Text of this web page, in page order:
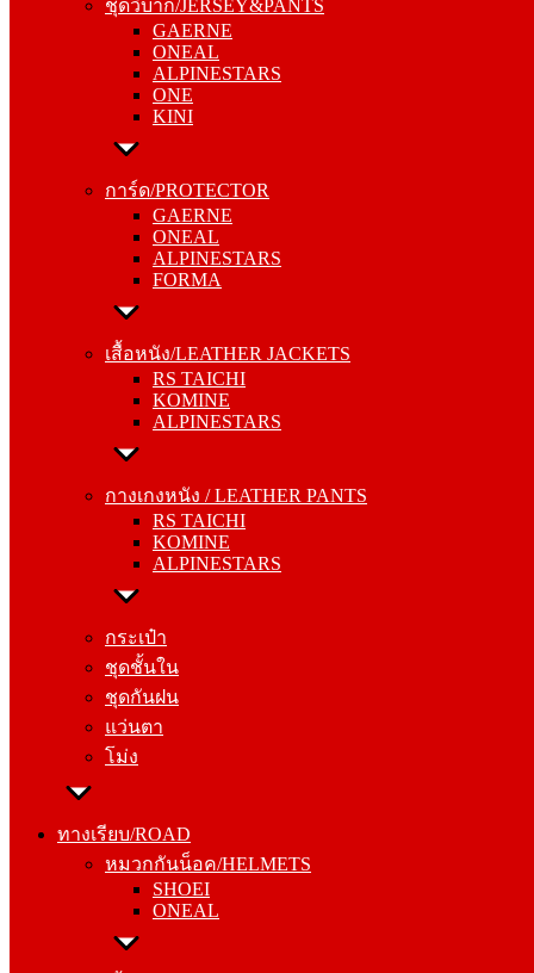
ชุดวิบาก/JERSEY&PANTS
GAERNE
ONEAL
ALPINESTARS
ONE
KINI
การ์ด/PROTECTOR
GAERNE
ONEAL
ALPINESTARS
FORMA
เสื้อหนัง/LEATHER JACKETS
RS TAICHI
KOMINE
ALPINESTARS
กางเกงหนัง / LEATHER PANTS
RS TAICHI
KOMINE
ALPINESTARS
กระเป๋า
ชุดชั้นใน
ชุดกันฝน
แว่นตา
โม่ง
ทางเรียบ/ROAD
หมวกกันน็อค/HELMETS
SHOEI
ONEAL
ONEAL
ALPINESTARS
ONE
KINI
การ์ด/PROTECTOR
ONEAL
ALPINESTARS
FORMA
เสื้อหนัง/LEATHER JACKETS
KOMINE
ALPINESTARS
กางเกงหนัง / LEATHER PANTS
KOMINE
ALPINESTARS
กระเป๋า
ชุดชั้นใน
ชุดกันฝน
แว่นตา
โม่ง
ทางเรียบ/ROAD
หมวกกันน็อค/HELMETS
SHOEI
ONEAL
เสื้อ/JACKETS